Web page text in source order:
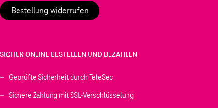
Bestellung widerrufen
SICHER ONLINE BESTELLEN UND BEZAHLEN
Geprüfte Sicherheit durch TeleSec
Sichere Zahlung mit SSL-Verschlüsselung